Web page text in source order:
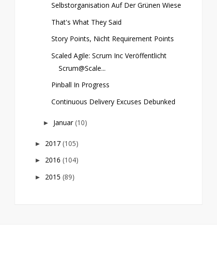
Selbstorganisation Auf Der Grünen Wiese
That's What They Said
Story Points, Nicht Requirement Points
Scaled Agile: Scrum Inc Veröffentlicht
Scrum@Scale...
Pinball In Progress
Continuous Delivery Excuses Debunked
► Januar(10)
► 2017 (105)
► 2016 (104)
► 2015 (89)